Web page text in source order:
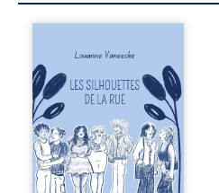
la rue donne la
parole à six
personnages
ordinaires,
traversés par des
pensées, des
émotions et des
silences qui
pourraient